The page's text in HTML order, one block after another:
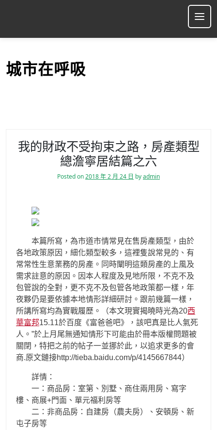
p
城市在呼吸
我的財政不受拘束之路，房產類型
總澹寧居結篇之六
Posted on2018 年 2 月 24 日 byadmin
本篇所寫，為市道市情常見在售房產類型，由於
各地政策原因，細化類型較多，這裡隻說常見的、有
常常性生意業務的房產。同時闡明這類房產的上風及
需求註意的原因。因本人程度及見地所限，不克不及
包管說的全對，更不克不及包管各地政策都一樣，年
夜夥仍是要依據本地情形詳細研討。跟前幾篇一樣，
所講所寫均為實戰履歷。（本文現實揭曉時光為20西
華富邦15.11於百度《富爸爸吧》，該吧真是比人氣死
人。”於上月尾無通知情形下可能由於冊本版權問題被
關閉，特把之前的帖子一並挪於此，以追求更多的會
商.原文鏈接http://tieba.baidu.com/p/4145667844）
詳情：
一：商品房：室第、別墅、商住兩用房、寫字
樓、商展+門面、單元福利房等
二：非商品房：自建房（農夫房）、安頓房、新
屯子房等